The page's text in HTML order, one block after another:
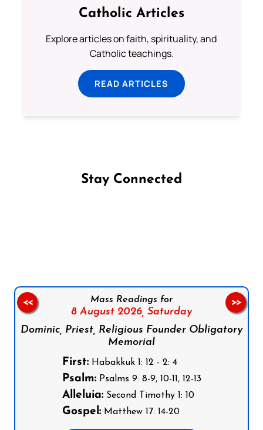
Catholic Articles
Explore articles on faith, spirituality, and
Catholic teachings.
READ ARTICLES
Stay Connected
Mass Readings for
8 August 2026, Saturday
Dominic, Priest, Religious Founder Obligatory
Memorial
First:Habakkuk 1: 12 - 2: 4
Psalm:Psalms 9: 8-9, 10-11, 12-13
Alleluia:Second Timothy 1: 10
Gospel:Matthew 17: 14-20
<< >>